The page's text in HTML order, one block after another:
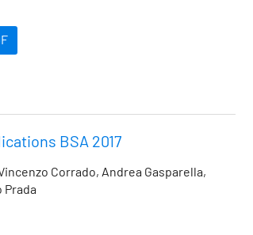
BSA 2017
Corrado, Andrea Gasparella,
Prada